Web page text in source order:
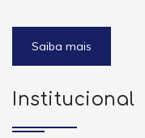
Saiba mais
Institucional